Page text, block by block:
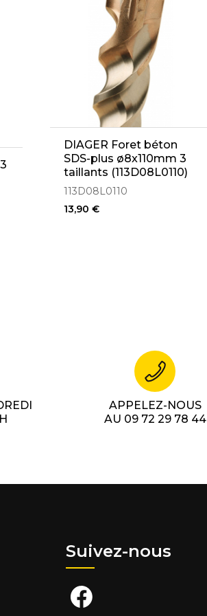
DIAGER Foret béton
SDS-plus ø8x110mm 3
taillants (113D08L0110)
113D08L0110
13,90 €
APPELEZ-NOUS
AU 09 72 29 78 44
Suivez-nous